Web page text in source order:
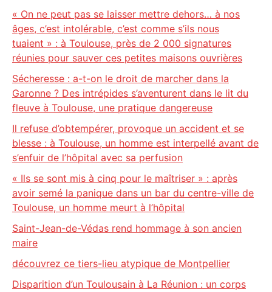
« On ne peut pas se laisser mettre dehors… à nos
âges, c’est intolérable, c’est comme s’ils nous
tuaient » : à Toulouse, près de 2 000 signatures
réunies pour sauver ces petites maisons ouvrières
Sécheresse : a-t-on le droit de marcher dans la
Garonne ? Des intrépides s’aventurent dans le lit du
fleuve à Toulouse, une pratique dangereuse
Il refuse d’obtempérer, provoque un accident et se
blesse : à Toulouse, un homme est interpellé avant de
s’enfuir de l’hôpital avec sa perfusion
« Ils se sont mis à cinq pour le maîtriser » : après
avoir semé la panique dans un bar du centre-ville de
Toulouse, un homme meurt à l’hôpital
Saint-Jean-de-Védas rend hommage à son ancien
maire
découvrez ce tiers-lieu atypique de Montpellier
Disparition d’un Toulousain à La Réunion : un corps